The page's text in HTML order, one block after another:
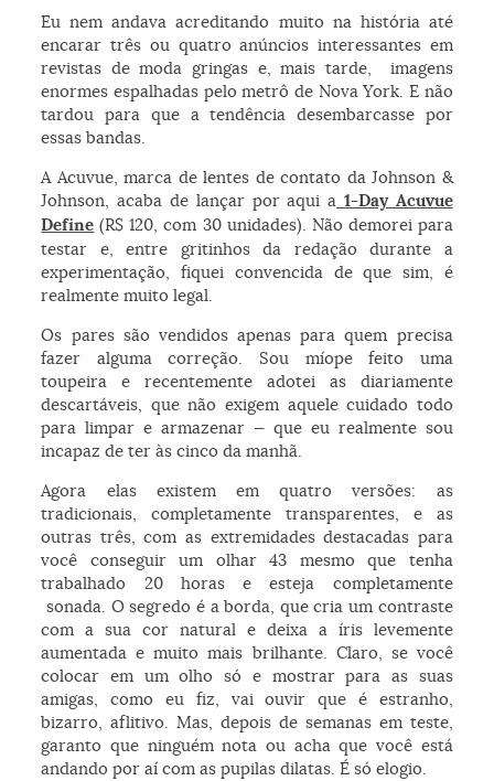
Eu nem andava acreditando muito na história até
encarar três ou quatro anúncios interessantes em
revistas de moda gringas e, mais tarde, imagens
enormes espalhadas pelo metrô de Nova York. E não
tardou para que a tendência desembarcasse por
essas bandas.
A Acuvue, marca de lentes de contato da Johnson &
Johnson, acaba de lançar por aqui a 1-Day Acuvue
Define (R$ 120, com 30 unidades). Não demorei para
testar e, entre gritinhos da redação durante a
experimentação, fiquei convencida de que sim, é
realmente muito legal.
Os pares são vendidos apenas para quem precisa
fazer alguma correção. Sou míope feito uma
toupeira e recentemente adotei as diariamente
descartáveis, que não exigem aquele cuidado todo
para limpar e armazenar — que eu realmente sou
incapaz de ter às cinco da manhã.
Agora elas existem em quatro versões: as
tradicionais, completamente transparentes, e as
outras três, com as extremidades destacadas para
você conseguir um olhar 43 mesmo que tenha
trabalhado 20 horas e esteja completamente
sonada. O segredo é a borda, que cria um contraste
com a sua cor natural e deixa a íris levemente
aumentada e muito mais brilhante. Claro, se você
colocar em um olho só e mostrar para as suas
amigas, como eu fiz, vai ouvir que é estranho,
bizarro, aflitivo. Mas, depois de semanas em teste,
garanto que ninguém nota ou acha que você está
andando por aí com as pupilas dilatas. É só elogio.